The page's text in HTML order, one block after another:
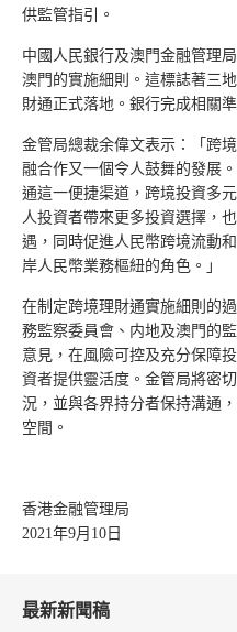
供監管指引。
中國人民銀行及澳門金融管理
澳門的實施細則。這標誌著三
財通正式落地。銀行完成相關
金管局總裁余偉文表示：「跨
融合作又一個令人鼓舞的發展
通這一便捷渠道，跨境投資多
人投資者帶來更多投資選擇，
遇，同時促進人民幣跨境流動
岸人民幣業務樞紐的角色。」
在制定跨境理財通實施細則的
務監察委員會、内地及澳門的
意見，在風險可控及充分保障
資者提供靈活度。金管局將密
況，並與各界持分者保持溝通
空間。
香港金融管理局
2021年9月10日
最新新聞稿